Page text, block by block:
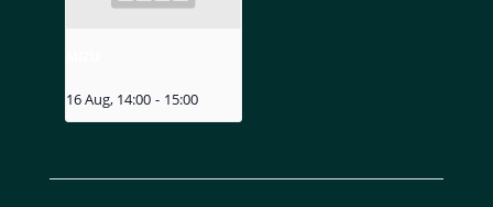
16 Aug, 14:00 - 15:00